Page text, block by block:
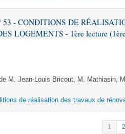
53 - CONDITIONS DE
LOGEMENTS - 1ère lecture
M. Jean-Louis Bricout, M. Mathiasin,
de réalisation des travaux de
1 2